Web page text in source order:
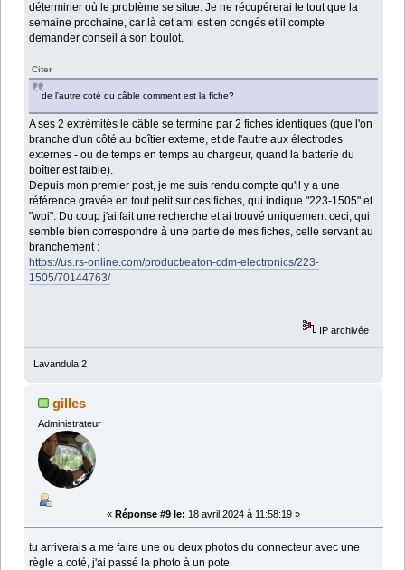
déterminer où le problème se situe. Je ne récupérerai le tout que la
semaine prochaine, car là cet ami est en congés et il compte
demander conseil à son boulot.
Citer
de l'autre coté du câble comment est la fiche?
A ses 2 extrémités le câble se termine par 2 fiches identiques (que l'on
branche d'un côté au boîtier externe, et de l'autre aux électrodes
externes - ou de temps en temps au chargeur, quand la batterie du
boîtier est faible).
Depuis mon premier post, je me suis rendu compte qu'il y a une
référence gravée en tout petit sur ces fiches, qui indique "223-1505" et
"wpi". Du coup j'ai fait une recherche et ai trouvé uniquement ceci, qui
semble bien correspondre à une partie de mes fiches, celle servant au
branchement :
https://us.rs-online.com/product/eaton-cdm-electronics/223-
1505/70144763/
IP archivée
Lavandula 2
gilles
Administrateur
« Réponse #9 le: 18 avril 2024 à 11:58:19 »
tu arriverais a me faire une ou deux photos du connecteur avec une
règle a coté, j'ai passé la photo à un pote